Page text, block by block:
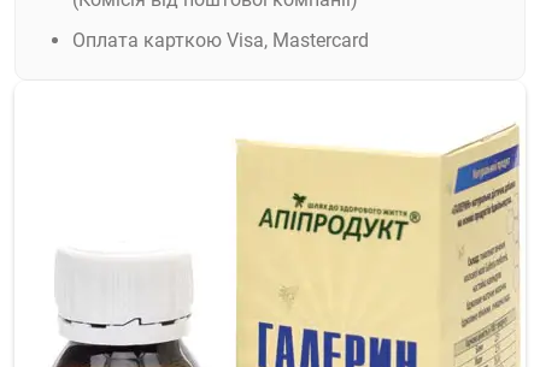
Оплата карткою Visa, Mastercard